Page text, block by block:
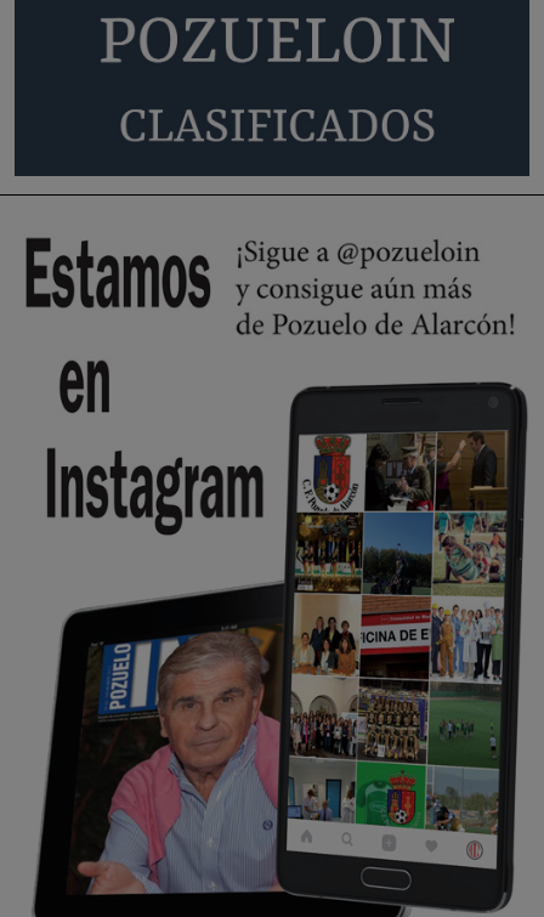
todos, no vamos a notar …
Pozuelo de Alarcón
A ver si llega alguno que de verdad le importe la seguridad de Pozuelo
Pozuelo de Alarcón
Wayne Rooney era el comisario de pozuelo?
Pozuelo de Alarcón
🔴 EXCLUSIVA | El comisario de la …